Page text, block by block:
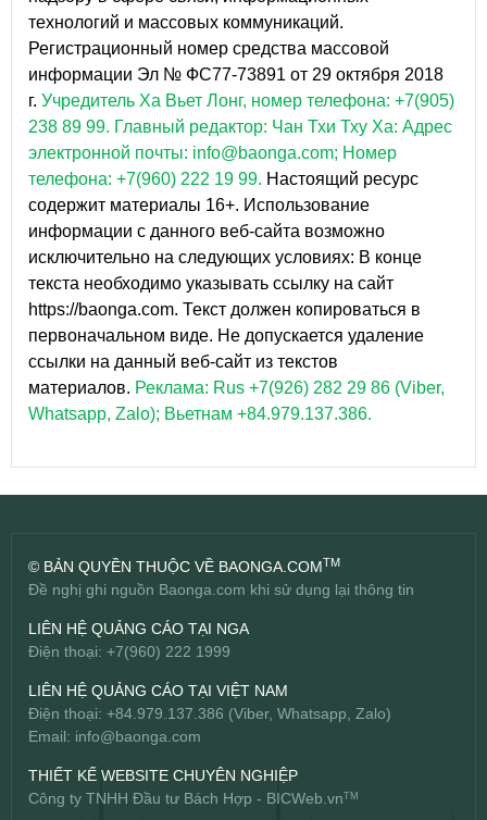
технологий и массовых коммуникаций.
Регистрационный номер средства массовой
информации Эл № ФС77-73891 от 29 октября 2018
г. Учредитель Ха Вьет Лонг, номер телефона: +7(905)
238 89 99. Главный редактор: Чан Тхи Тху Ха: Адрес
электронной почты: info@baonga.com; Номер
телефона: +7(960) 222 19 99. Настоящий ресурс
содержит материалы 16+. Использование
информации с данного веб-сайта возможно
исключительно на следующих условиях: В конце
текста необходимо указывать ссылку на сайт
https://baonga.com. Текст должен копироваться в
первоначальном виде. Не допускается удаление
ссылки на данный веб-сайт из текстов
материалов. Реклама: Rus +7(926) 282 29 86 (Viber,
Whatsapp, Zalo); Вьетнам +84.979.137.386.
© BẢN QUYỀN THUỘC VỀ BAONGA.COMTM
Đề nghị ghi nguồn Baonga.com khi sử dụng lại thông tin
LIÊN HỆ QUẢNG CÁO TẠI NGA
Điện thoại: +7(960) 222 1999
LIÊN HỆ QUẢNG CÁO TẠI VIỆT NAM
Điện thoại: +84.979.137.386 (Viber, Whatsapp, Zalo)
Email: info@baonga.com
THIẾT KẾ WEBSITE CHUYÊN NGHIỆP
Công ty TNHH Đầu tư Bách Hợp - BICWeb.vnTM